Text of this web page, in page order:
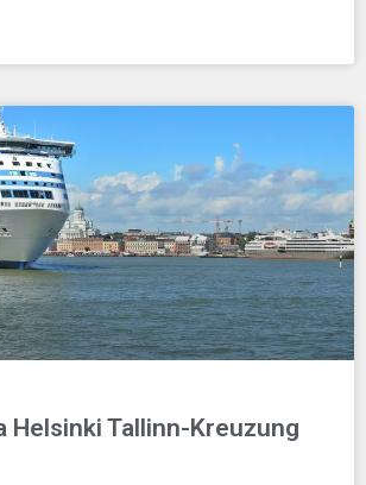
Helsinki Tallinn-Kreuzung